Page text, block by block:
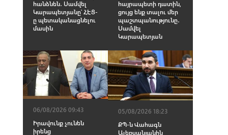
հանձնեն․ Սամվել
Կարապետյանը՝ ՀԷՑ-
ը պետականացնելու
մասին
հայրապետի դատին,
ցույց ենք տալու մեր
պաշտպանությունը․
Սամվել
Կարապետյան
06/08/2026 09:43
Իրավունք չունեն
իրենց
05/08/2026 18:23
ՔՊ-ն Վահագն
Ալեքսանյանին